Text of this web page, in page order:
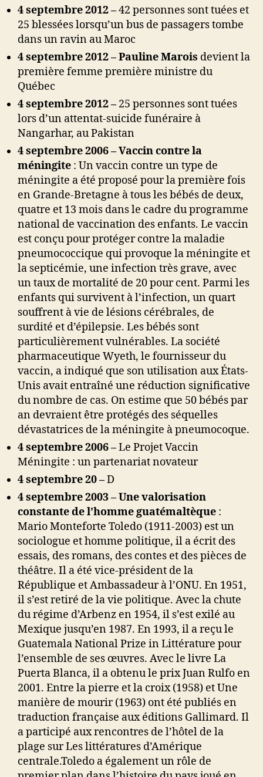
4 septembre 2012 –42 personnes sont tuées et
25 blessées lorsqu’un bus de passagers tombe
dans un ravin au Maroc
4 septembre 2012 –Pauline Marois devient la
première femme première ministre du
Québec
4 septembre 2012 – 25 personnes sont tuées
lors d’un attentat-suicide funéraire à
Nangarhar, au Pakistan
4 septembre 2006 – Vaccin contre la
méningite : Un vaccin contre un type de
méningite a été proposé pour la première fois
en Grande-Bretagne à tous les bébés de deux,
quatre et 13 mois dans le cadre du programme
national de vaccination des enfants. Le vaccin
est conçu pour protéger contre la maladie
pneumococcique qui provoque la méningite et
la septicémie, une infection très grave, avec
un taux de mortalité de 20 pour cent. Parmi les
enfants qui survivent à l’infection, un quart
souffrent à vie de lésions cérébrales, de
surdité et d’épilepsie. Les bébés sont
particulièrement vulnérables. La société
pharmaceutique Wyeth, le fournisseur du
vaccin, a indiqué que son utilisation aux États-
Unis avait entraîné une réduction significative
du nombre de cas. On estime que 50 bébés par
an devraient être protégés des séquelles
dévastatrices de la méningite à pneumocoque.
4 septembre 2006 –Le Projet Vaccin
Méningite : un partenariat novateur
4 septembre 20 –D
4 septembre 2003 – Une valorisation
constante de l’homme guatémaltèque :
Mario Monteforte Toledo (1911-2003) est un
sociologue et homme politique, il a écrit des
essais, des romans, des contes et des pièces de
théâtre. Il a été vice-président de la
République et Ambassadeur à l’ONU. En 1951,
il s’est retiré de la vie politique. Avec la chute
du régime d’Arbenz en 1954, il s’est exilé au
Mexique jusqu’en 1987. En 1993, il a reçu le
Guatemala National Prize in Littérature pour
l’ensemble de ses œuvres. Avec le livre La
Puerta Blanca, il a obtenu le prix Juan Rulfo en
2001. Entre la pierre et la croix (1958) et Une
manière de mourir (1963) ont été publiés en
traduction française aux éditions Gallimard. Il
a participé aux rencontres de l’hôtel de la
plage sur Les littératures d’Amérique
centrale.Toledo a également un rôle de